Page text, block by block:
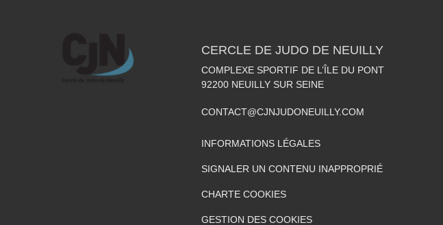
CERCLE DE JUDO DE NEUILLY
COMPLEXE SPORTIF DE L’ÎLE DU PONT
92200 NEUILLY SUR SEINE
CONTACT@CJNJUDONEUILLY.COM
INFORMATIONS LÉGALES
SIGNALER UN CONTENU INAPPROPRIÉ
CHARTE COOKIES
GESTION DES COOKIES